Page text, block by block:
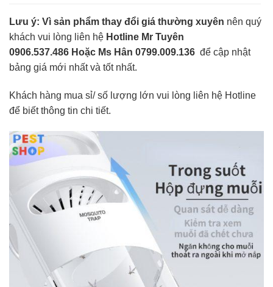
Lưu ý: Vì sản phẩm thay đổi giá thường xuyên nên quý
khách vui lòng liên hệ Hotline Mr Tuyên
0906.537.486 Hoặc Ms Hân 0799.009.136 để cập nhật
bảng giá mới nhất và tốt nhất.
Khách hàng mua sỉ/ số lượng lớn vui lòng liên hệ Hotline
để biết thông tin chi tiết.